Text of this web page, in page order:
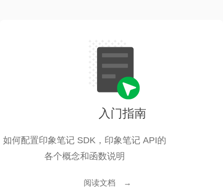
入门指南
如何配置印象笔记 SDK，印象笔记 API的
各个概念和函数说明
阅读文档 →